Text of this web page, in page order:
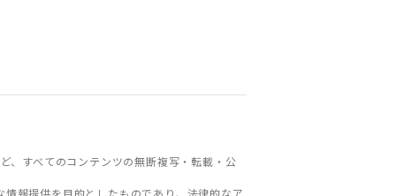
、すべてのコンテンツの無断複写・転載・公
報提供を目的としたものであり、法律的なア